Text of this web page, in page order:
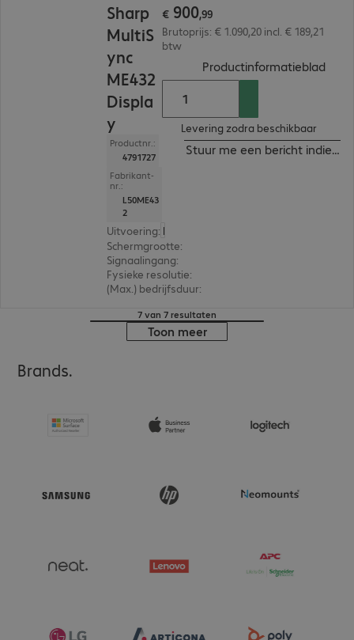
Sharp
MultiS
ync
ME432
Displa
y
Productnr.:
4791727
Fabrikant-
nr.:
L50ME43
2
Uitvoering: Europa
Schermgrootte:
Signaalingang:
Fysieke resolutie:
(Max.) bedrijfsduur:
€ 900,99
Brutoprijs: € 1.090,20 incl. € 189,21
btw
Productinformatieblad
Levering zodra beschikbaar
Stuur me een bericht indien
7 van 7 resultaten
Toon meer
Brands.